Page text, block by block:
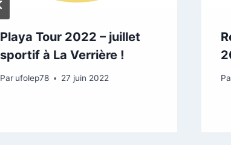
Playa Tour 2022 – juillet
sportif à La Verrière !
Par ufolep78 27 juin 2022